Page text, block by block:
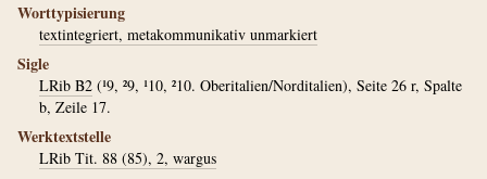
Worttypisierung
textintegriert, metakommunikativ unmarkiert
Sigle
LRib B2 (¹9, ²9, ¹10, ²10. Oberitalien/Norditalien), Seite 26 r, Spalte
b, Zeile 17.
Werktextstelle
LRib Tit. 88 (85), 2, wargus